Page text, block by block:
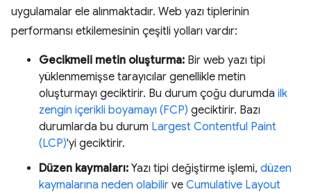
uygulamalar ele alınmaktadır. Web yazı tiplerinin
performansı etkilemesinin çeşitli yolları vardır:
Gecikmeli metin oluşturma: Bir web yazı tipi
yüklenmemişse tarayıcılar genellikle metin
oluşturmayı geciktirir. Bu durum çoğu durumda ilk
zengin içerikli boyamayı (FCP) geciktirir. Bazı
durumlarda bu durum Largest Contentful Paint
(LCP)'yi geciktirir.
Düzen kaymaları: Yazı tipi değiştirme işlemi, düzen
kaymalarına neden olabilir ve Cumulative Layout